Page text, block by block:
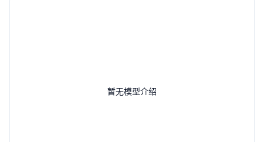
暂无模型介绍